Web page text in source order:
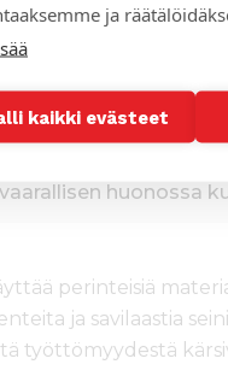
ja
kaikki evästeet
huonossa
perinteisiä
ja savilaastia
työttömyydestä